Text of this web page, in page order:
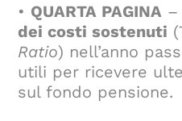
• QUARTA PAGINA –
dei costi sostenuti
Ratio) nell’anno
utili per ricevere
sul fondo pensione.